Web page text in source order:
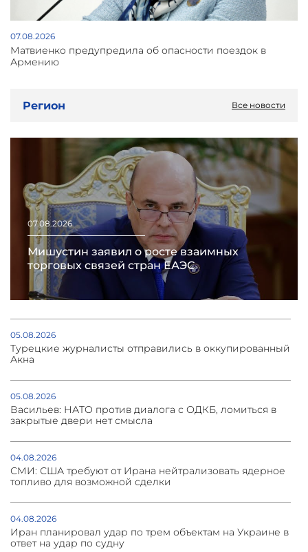
07.08.2026
Матвиенко предупредила об опасности поездок в
Армению
Регион Все новости
07.08.2026
Мишустин заявил о росте взаимных
торговых связей стран ЕАЭС
05.08.2026
Турецкие журналисты отправились в оккупированный
Акна
05.08.2026
Васильев: НАТО против диалога с ОДКБ, ломиться в
закрытые двери нет смысла
04.08.2026
СМИ: США требуют от Ирана нейтрализовать ядерное
топливо для возможной сделки
04.08.2026
Иран планировал удар по трем объектам на Украине в
ответ на удар по судну